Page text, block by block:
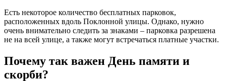
Есть некоторое количество бесплатных парковок,
расположенных вдоль Поклонной улицы. Однако, нужно
очень внимательно следить за знаками – парковка разрешена
не на всей улице, а также могут встречаться платные участки.
Почему так важен День памяти и
скорби?